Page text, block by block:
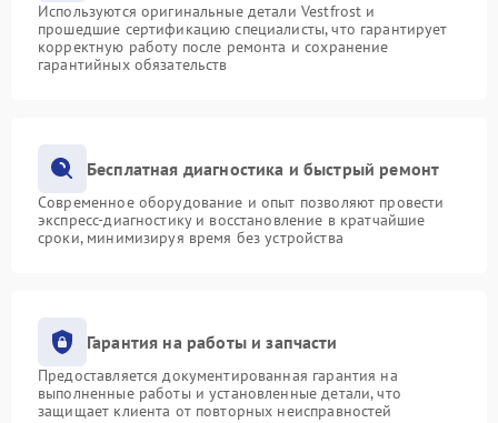
Используются оригинальные детали Vestfrost и
прошедшие сертификацию специалисты, что гарантирует
корректную работу после ремонта и сохранение
гарантийных обязательств
Бесплатная диагностика и быстрый ремонт
Современное оборудование и опыт позволяют провести
экспресс-диагностику и восстановление в кратчайшие
сроки, минимизируя время без устройства
Гарантия на работы и запчасти
Предоставляется документированная гарантия на
выполненные работы и установленные детали, что
защищает клиента от повторных неисправностей